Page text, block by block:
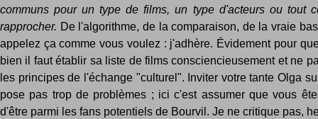
communs pour un type de films, un type d'acteurs ou tout
rapprocher. De l'algorithme, de la comparaison, de la vraie
appelez ça comme vous voulez : j'adhère. Évidement pour
bien il faut établir sa liste de films consciencieusement et ne
les principes de l'échange "culturel". Inviter votre tante Olga
pose pas trop de problèmes ; ici c'est assumer que vous
d'être parmi les fans potentiels de Bourvil. Je ne critique pas,